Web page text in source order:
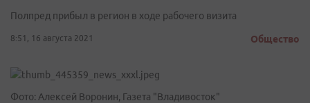
Полпред прибыл в регион в ходе рабочего визита
8:51, 16 августа 2021 Общество
Фото: Алексей Воронин, Газета "Владивосток"